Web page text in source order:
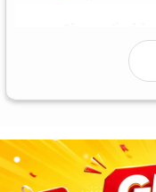
Chọn cấu
➤ Chọn cấu